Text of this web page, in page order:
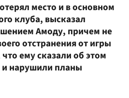
место и в основном
клуба, высказал
Амоду, причем не
отстранения от игры
ему сказали об этом
нарушили планы